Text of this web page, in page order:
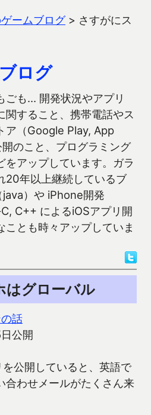
ームブログ> さすがにス
ログ
ごも… 開発状況やアプリ
関すること、携帯電話やス
ア（Google Play, App
のこと、プログラミング
をアップしています。ガラ
20年以上継続しているブ
）や iPhone開発
C++ によるiOSアプリ開
ことも時々アップしていま
はグローバル
話
公開
公開していると、英語で
合わせメールがたくさん来